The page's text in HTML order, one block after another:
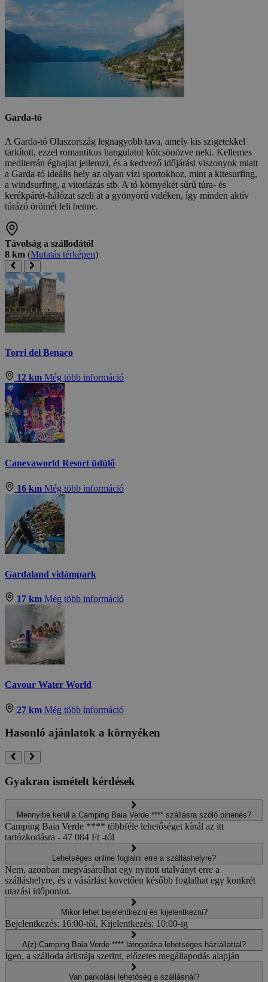
Garda-tó
A Garda-tó Olaszország legnagyobb tava, amely kis szigetekkel
tarkított, ezzel romantikus hangulatot kölcsönözve neki. Kellemes
mediterrán éghajlat jellemzi, és a kedvező időjárási viszonyok miatt
a Garda-tó ideális hely az olyan vízi sportokhoz, mint a kitesurfing,
a windsurfing, a vitorlázás stb. A tó környékét sűrű túra- és
kerékpárút-hálózat szeli át a gyönyörű vidéken, így minden aktív
túrázó örömét leli benne.
Távolság a szállodától
8 km (Mutatás térképen)
Torri del Benaco
12 km Még több információ
Canevaworld Resort üdülő
16 km Még több információ
Gardaland vidámpark
17 km Még több információ
Cavour Water World
27 km Még több információ
Hasonló ajánlatok a környéken
Gyakran ismételt kérdések
Mennyibe kerül a Camping Baia Verde **** szállásra szóló pihenés?
Camping Baia Verde **** többféle lehetőséget kínál az itt
tartózkodásra - 47 084 Ft -tól
Lehetséges online foglalni erre a szálláshelyre?
Nem, azonban megvásárolhat egy nyitott utalványt erre a
szálláshelyre, és a vásárlást követően később foglalhat egy konkrét
utazási időpontot.
Mikor lehet bejelentkezni és kijelentkezni?
Bejelentkezés: 16:00-től, Kijelentkezés: 10:00-ig
A(z) Camping Baia Verde **** látogatása lehetséges háziállattal?
Igen, a szálloda árlistája szerint, előzetes megállapodás alapján
Van parkolási lehetőség a szállásnál?